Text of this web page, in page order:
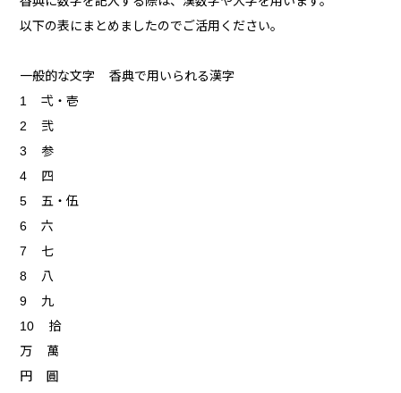
以下の表にまとめましたのでご活用ください。
一般的な文字 香典で用いられる漢字
1 弌・壱
2 弐
3 参
4 四
5 五・伍
6 六
7 七
8 八
9 九
10 拾
万 萬
円 圓